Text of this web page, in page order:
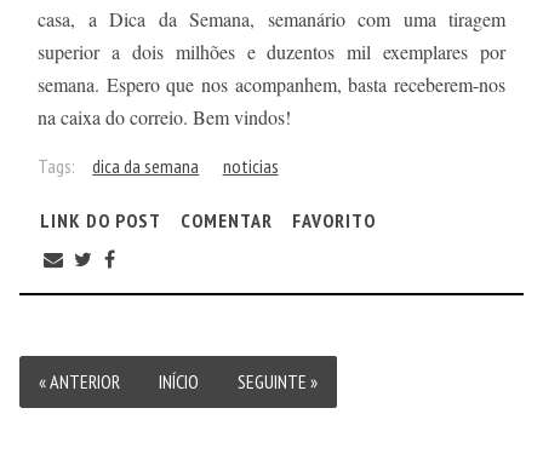
casa, a Dica da Semana, semanário com uma tiragem
superior a dois milhões e duzentos mil exemplares por
semana. Espero que nos acompanhem, basta receberem-nos
na caixa do correio. Bem vindos!
Tags: dica da semana noticias
LINK DO POST COMENTAR FAVORITO
« ANTERIOR INÍCIO SEGUINTE »